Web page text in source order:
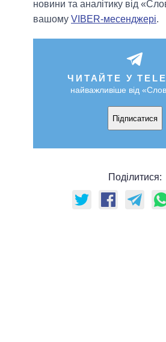
новини та аналітику від
вашому VIBER-месенджері.
ЧИТАЙТЕ У
найважливіше від
Підписатися
Поділитися: